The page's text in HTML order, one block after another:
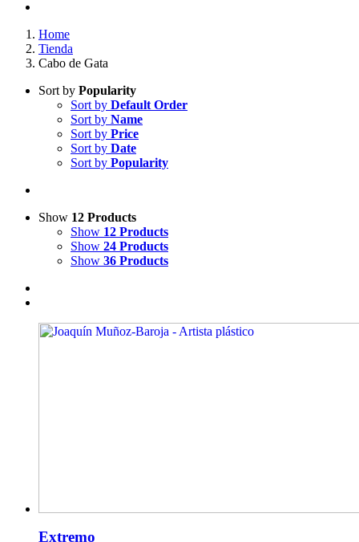
Home
Tienda
Cabo de Gata
Sort by Popularity
Sort by Default Order
Sort by Name
Sort by Price
Sort by Date
Sort by Popularity
Show 12 Products
Show 12 Products
Show 24 Products
Show 36 Products
Extremo